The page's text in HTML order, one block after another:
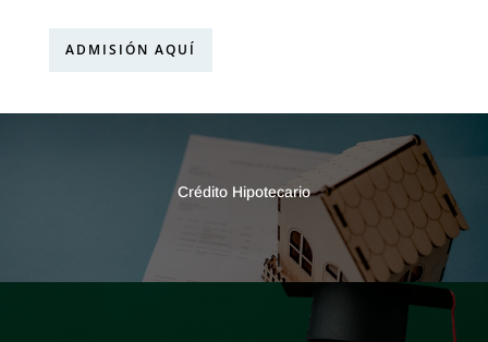
ADMISIÓN AQUÍ
Crédito Hipotecario